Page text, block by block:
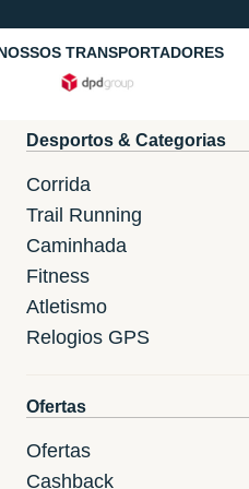
TRANSPORTADORES
Desportos & Categorias
Corrida
Trail Running
Caminhada
Fitness
Atletismo
Relogios GPS
Ofertas
Ofertas
Cashback